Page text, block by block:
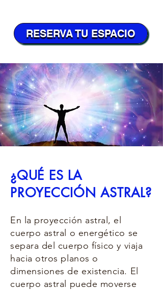
RESERVA TU ESPACIO
¿QUÉ ES LA
PROYECCIÓN ASTRAL?
En la proyección astral, el
cuerpo astral o energético se
separa del cuerpo físico y viaja
hacia otros planos o
dimensiones de existencia. El
cuerpo astral puede moverse